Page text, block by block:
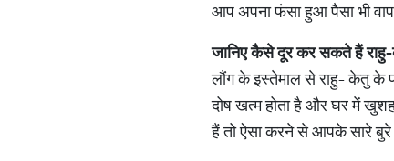
आप अपना फंसा हुआ पैसा भी
जानिएकैसेदूरकरसकतेहैंराहु-
लौंग के इस्तेमाल से राहु- केतु के
दोष खत्म होता है और घर में
हैं तो ऐसा करने से आपके सारे बुरे